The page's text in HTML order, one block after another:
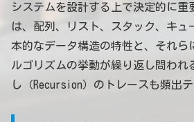
システムを設計する上で決定的に重
は、配列、リスト、スタック、キュ
本的なデータ構造の特性と、それら
ルゴリズムの挙動が繰り返し問われ
し（Recursion）のトレースも頻出テ